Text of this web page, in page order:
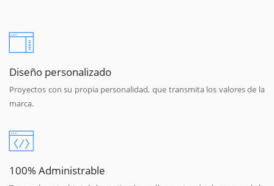
Diseño personalizado
Proyectos con su propia personalidad, que transmita los valores de la
marca.
100% Administrable